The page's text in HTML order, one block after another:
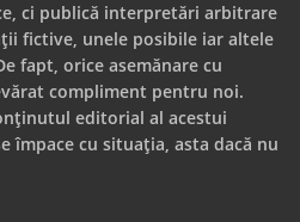
ci publică interpretări arbitrare
fictive, unele posibile iar altele
fapt, orice asemănare cu
compliment pentru noi.
editorial al acestui
împace cu situația, asta dacă nu